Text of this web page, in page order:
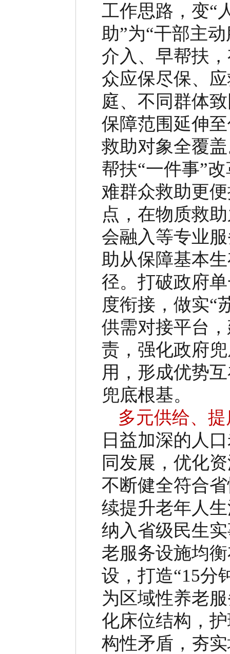
工作思路，变“
助”为“干部主
介入、早帮扶
众应保尽保、
庭、不同群体
保障范围延伸
救助对象全覆
帮扶“一件事”
难群众救助更
点，在物质救
会融入等专业
助从保障基本
径。 打破政府
度衔接，做实“
供需对接平台
责，强化政府
用，形成优势
兜底根基。
多元供给、
日益加深的人
同发展，优化
不断健全符合
续提升老年人
纳入省级民生
老服务设施均
设，打造“15分
为区域性养老
化床位结构，
构性矛盾，夯